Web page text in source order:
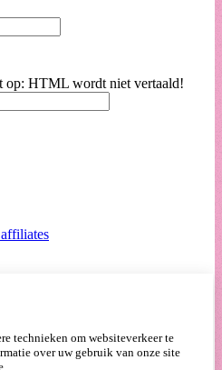
op: HTML wordt niet vertaald!
technieken om websiteverkeer te
over uw gebruik van onze site